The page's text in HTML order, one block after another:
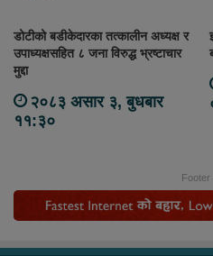
डोटीको बडीकेदारका तत्कालीन अध्यक्ष र
उपाध्यक्षसहित ८ जना विरुद्ध भ्रष्टाचार
मुद्दा
२०८३ असार ३, बुधबार
११:३०
Footer